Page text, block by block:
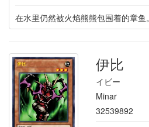
在水里仍然被火焰熊熊包围着的章鱼。
伊比
イビー
Minar
32539892